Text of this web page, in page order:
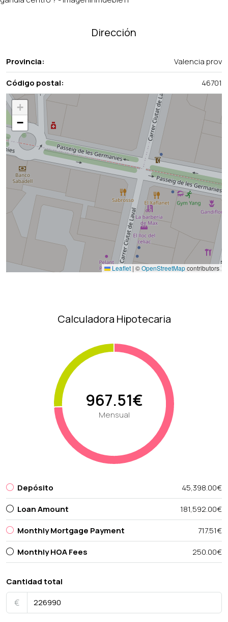
Dirección
Provincia:
Valencia prov
Código postal:
46701
+
−
Leaflet | ©OpenStreetMapcontributors
Calculadora Hipotecaria
967.51€
Mensual
Depósito
45,398.00€
Loan Amount
181,592.00€
Monthly Mortgage Payment
717.51€
Monthly HOA Fees
250.00€
Cantidad total
€